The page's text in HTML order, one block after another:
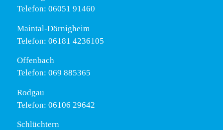
Telefon: 06051 91460
Maintal-Dörnigheim
Telefon: 06181 4236105
Offenbach
Telefon: 069 885365
Rodgau
Telefon: 06106 29642
Schlüchtern